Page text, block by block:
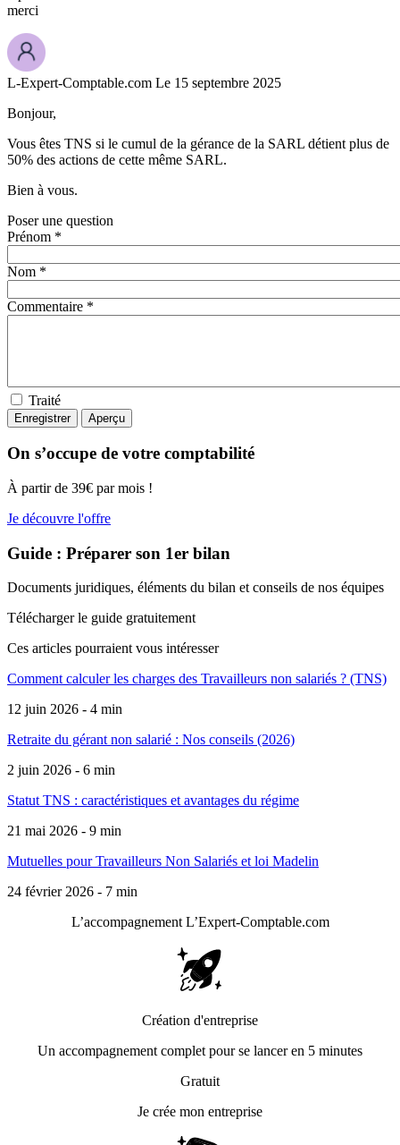
merci
L-Expert-Comptable.com Le 15 septembre 2025
Bonjour,
Vous êtes TNS si le cumul de la gérance de la SARL détient plus de
50% des actions de cette même SARL.
Bien à vous.
Poser une question
Prénom *
Nom *
Commentaire *
Traité
On s’occupe de votre comptabilité
À partir de 39€ par mois !
Je découvre l'offre
Guide : Préparer son 1er bilan
Documents juridiques, éléments du bilan et conseils de nos équipes
Télécharger le guide gratuitement
Ces articles pourraient vous intéresser
Comment calculer les charges des Travailleurs non salariés ? (TNS)
12 juin 2026 - 4 min
Retraite du gérant non salarié : Nos conseils (2026)
2 juin 2026 - 6 min
Statut TNS : caractéristiques et avantages du régime
21 mai 2026 - 9 min
Mutuelles pour Travailleurs Non Salariés et loi Madelin
24 février 2026 - 7 min
L’accompagnement L’Expert-Comptable.com
Création d'entreprise
Un accompagnement complet pour se lancer en 5 minutes
Gratuit
Je crée mon entreprise